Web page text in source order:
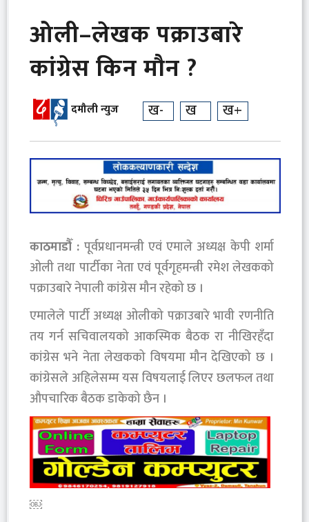
ओली–लेखक पक्राउबारे
कांग्रेस किन मौन ?
दमौली न्युज ख- ख ख+
काठमाडौँ : पूर्वप्रधानमन्त्री एवं एमाले अध्यक्ष केपी शर्मा
ओली तथा पार्टीका नेता एवं पूर्वगृहमन्त्री रमेश लेखकको
पक्राउबारे नेपाली कांग्रेस मौन रहेको छ ।
एमालेले पार्टी अध्यक्ष ओलीको पक्राउबारे भावी रणनीति
तय गर्न सचिवालयको आकस्मिक बैठक रा नीखिरहँदा
कांग्रेस भने नेता लेखकको विषयमा मौन देखिएको छ ।
कांग्रेसले अहिलेसम्म यस विषयलाई लिएर छलफल तथा
औपचारिक बैठक डाकेको छैन ।
￼